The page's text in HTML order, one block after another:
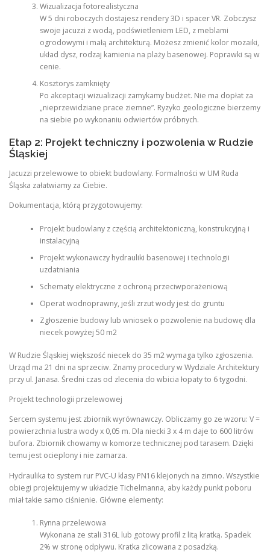
Wizualizacja fotorealistyczna
W 5 dni roboczych dostajesz rendery 3D i spacer VR. Zobczysz
swoje jacuzzi z wodą, podświetleniem LED, z meblami
ogrodowymi i małą architekturą. Możesz zmienić kolor mozaiki,
układ dysz, rodzaj kamienia na plaży basenowej. Poprawki są w
cenie.
Kosztorys zamknięty
Po akceptacji wizualizacji zamykamy budżet. Nie ma dopłat za
„nieprzewidziane prace ziemne”. Ryzyko geologiczne bierzemy
na siebie po wykonaniu odwiertów próbnych.
Etap 2: Projekt techniczny i pozwolenia w Rudzie
Śląskiej
Jacuzzi przelewowe to obiekt budowlany. Formalności w UM Ruda
Śląska załatwiamy za Ciebie.
Dokumentacja, którą przygotowujemy:
Projekt budowlany z częścią architektoniczną, konstrukcyjną i
instalacyjną
Projekt wykonawczy hydrauliki basenowej i technologii
uzdatniania
Schematy elektryczne z ochroną przeciwporażeniową
Operat wodnoprawny, jeśli zrzut wody jest do gruntu
Zgłoszenie budowy lub wniosek o pozwolenie na budowę dla
niecek powyżej 50 m2
W Rudzie Śląskiej większość niecek do 35 m2 wymaga tylko zgłoszenia.
Urząd ma 21 dni na sprzeciw. Znamy procedury w Wydziale Architektury
przy ul. Janasa. Średni czas od zlecenia do wbicia łopaty to 6 tygodni.
Projekt technologii przelewowej
Sercem systemu jest zbiornik wyrównawczy. Obliczamy go ze wzoru: V =
powierzchnia lustra wody x 0,05 m. Dla niecki 3 x 4 m daje to 600 litrów
bufora. Zbiornik chowamy w komorze technicznej pod tarasem. Dzięki
temu jest ocieplony i nie zamarza.
Hydraulika to system rur PVC-U klasy PN16 klejonych na zimno. Wszystkie
obiegi projektujemy w układzie Tichelmanna, aby każdy punkt poboru
miał takie samo ciśnienie. Główne elementy:
Rynna przelewowa
Wykonana ze stali 316L lub gotowy profil z litą kratką. Spadek
2% w stronę odpływu. Kratka zlicowana z posadzką.